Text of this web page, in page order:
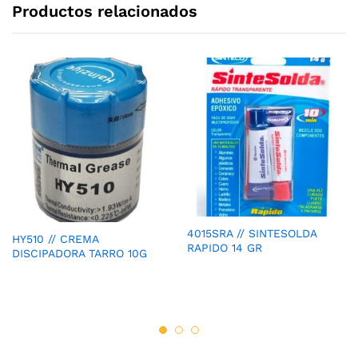
Productos relacionados
HY510 // CREMA
DISCIPADORA TARRO 10G
4015SRA // SINTESOLDA
RAPIDO 14 GR